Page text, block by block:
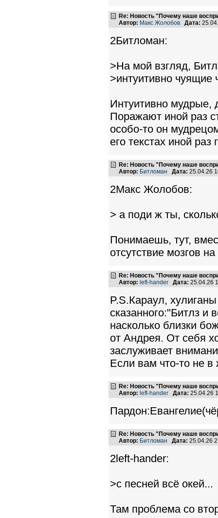
Re: Новость "Почему наше
Автор: Макс Жолобов Дата:
2Битломан:
>На мой взгляд,
>интуитивно чуящие
Интуитивно мудрые,
Поражают иной раз
особо-то он
его текстах иной раз
Re: Новость "Почему наше
Автор: Битломан Дата: 25.04.26
2Макс Жолобов:
> а поди ж ты,
Понимаешь, тут,
отсутствие мозгов
Re: Новость "Почему наше
Автор: left-hander Дата: 25.04.26
P.S.Караул,
сказанного:"Битлз и
насколько близки
от Андрея. От себя
заслуживает
Если вам что-то не в
Re: Новость "Почему наше
Автор: left-hander Дата: 25.04.26
Re: Новость "Почему наше
Автор: Битломан Дата: 25.04.26
2left-hander:
>с песней всё окей...
Там проблема со